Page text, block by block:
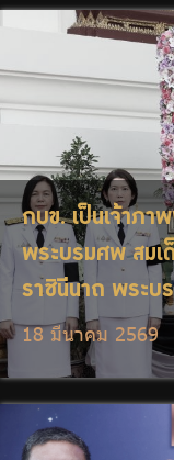
กบข. เป็นเจ้าภ
พระบรมศพ สมเ
ราชินีนาถ พระบ
18 มีนาคม 2569